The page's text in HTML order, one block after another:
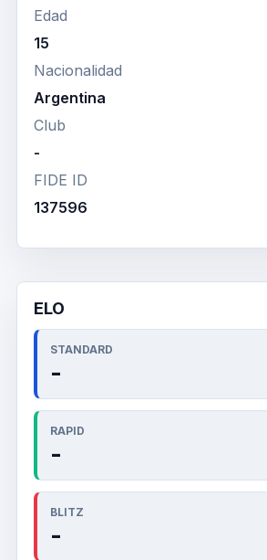
Edad
15
Nacionalidad
Argentina
Club
-
FIDE ID
137596
ELO
STANDARD
-
RAPID
-
BLITZ
-